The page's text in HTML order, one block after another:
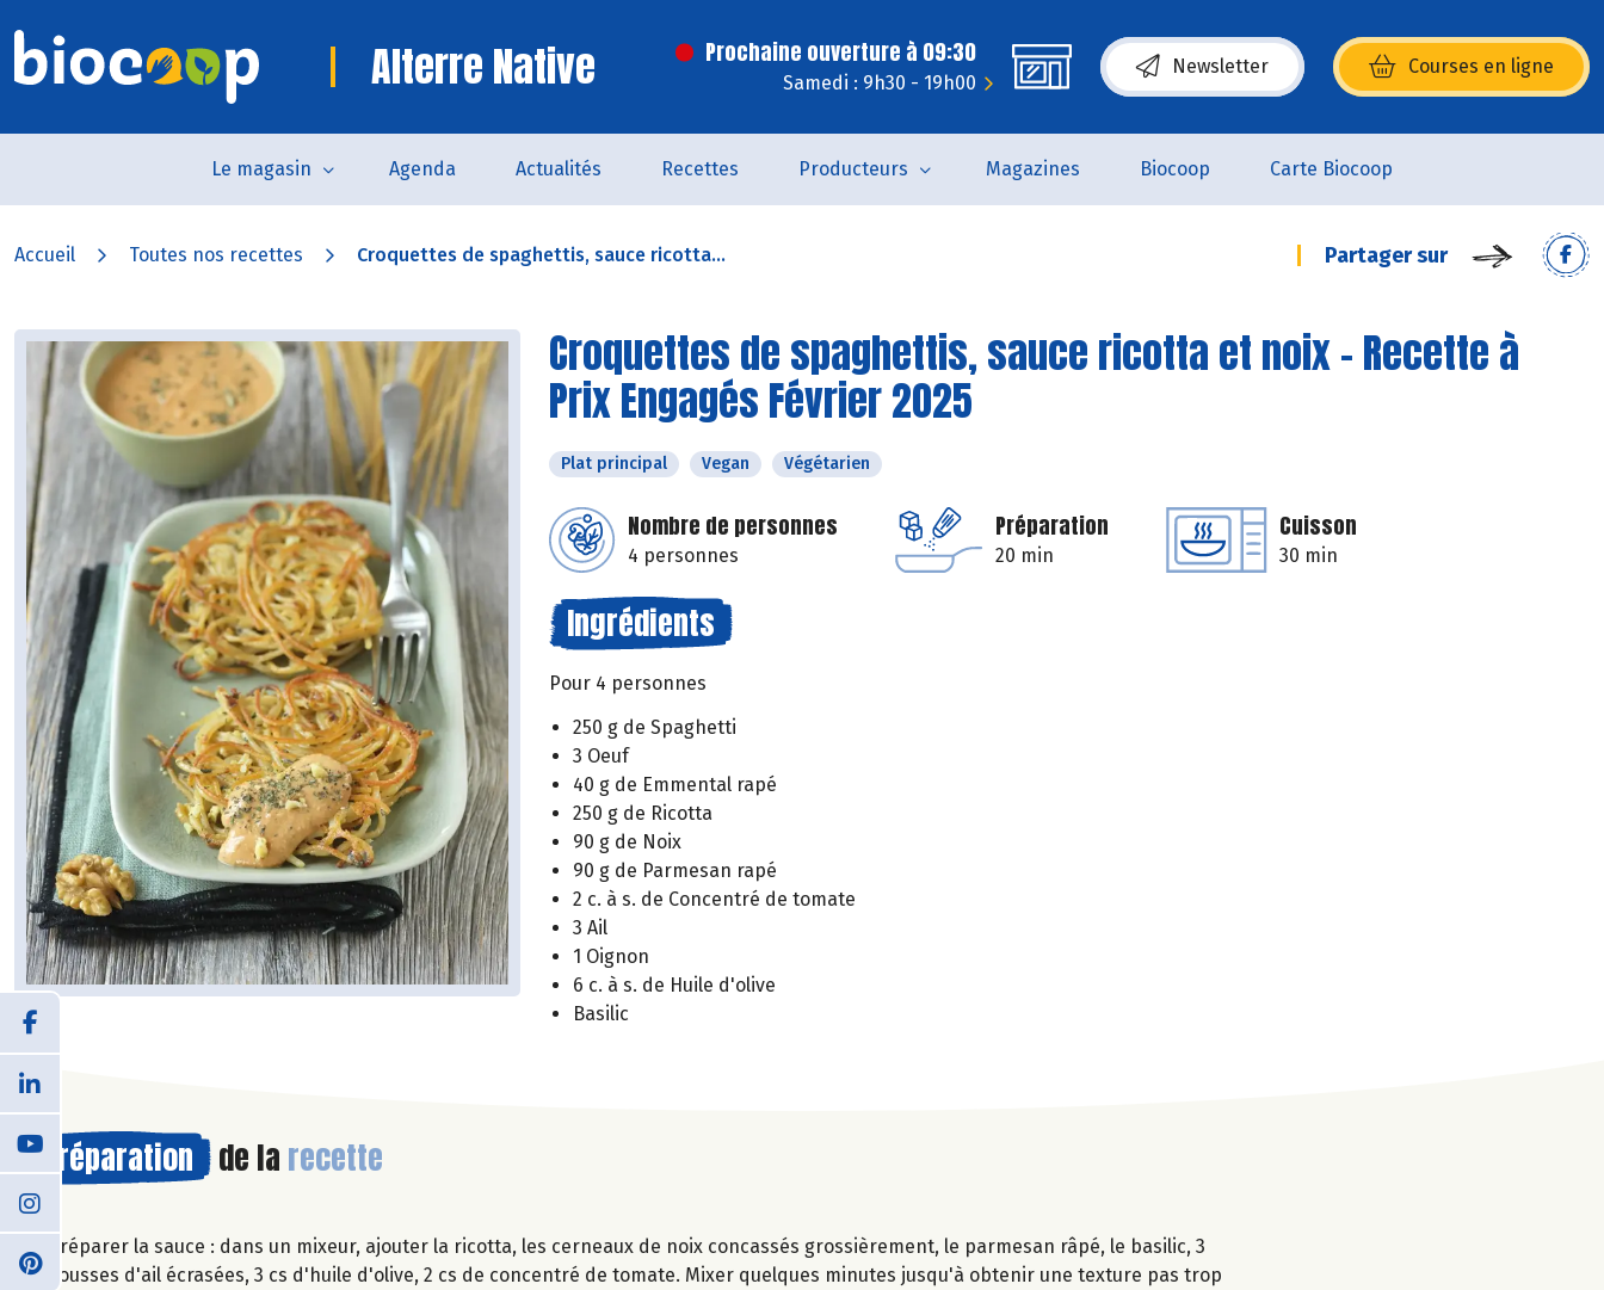
Alterre Native Prochaine ouverture à 09:30
Samedi : 9h30 - 19h00
Newsletter Courses en ligne
(s’ouvre dans une nouvelle fenêtre)
Le magasin Agenda Actualités Recettes Producteurs Magazines Biocoop Carte Biocoop
Accueil Toutes nos recettes Croquettes de spaghettis, sauce ricotta... Partager sur
Croquettes de spaghettis, sauce ricotta et noix - Recette à
Prix Engagés Février 2025
Plat principal Vegan Végétarien
Nombre de personnes
4 personnes
Préparation
20 min
Cuisson
30 min
Ingrédients
Pour 4 personnes
250 g de Spaghetti
3 Oeuf
40 g de Emmental rapé
250 g de Ricotta
90 g de Noix
90 g de Parmesan rapé
2 c. à s. de Concentré de tomate
3 Ail
1 Oignon
6 c. à s. de Huile d'olive
Basilic
Préparation de la recette
Préparer la sauce : dans un mixeur, ajouter la ricotta, les cerneaux de noix concassés grossièrement, le parmesan râpé, le basilic, 3
gousses d'ail écrasées, 3 cs d'huile d'olive, 2 cs de concentré de tomate. Mixer quelques minutes jusqu'à obtenir une texture pas trop